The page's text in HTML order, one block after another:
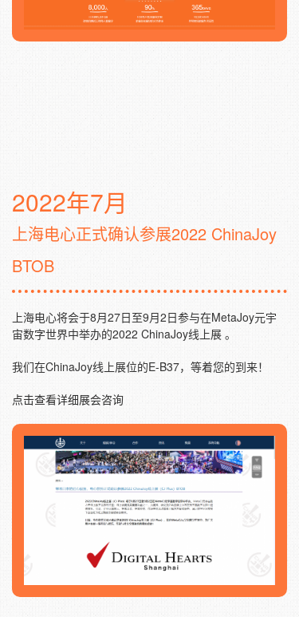
2022年7月
上海电心正式确认参展2022 ChinaJoy
BTOB
上海电心将会于8月27日至9月2日参与在MetaJoy元宇
宙数字世界中举办的2022 ChinaJoy线上展 。
我们在ChinaJoy线上展位的E-B37，等着您的到来！
点击查看详细展会咨询